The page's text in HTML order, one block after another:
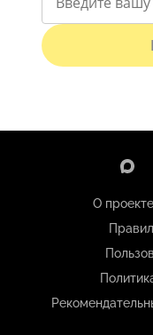
О проекте